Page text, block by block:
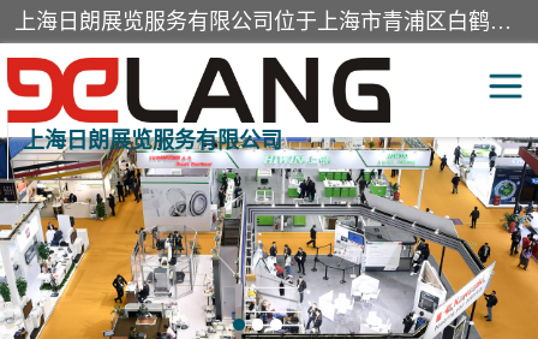
上海日朗展览服务有限公司位于上海市青浦区白鹤镇，营业范围有展览展示会务服务，室内装饰设计及施工，展示道具设计制作，舞台设计，图文设计，灯箱制作，园林绿化工程，广告装潢材料，建筑材料，办公用品，工艺礼品日用百货销售。
上海日朗展览服务有限公司
展台装修搭建 活动会议执行
展厅装修 专柜制作
展会装修设计 展会搭建